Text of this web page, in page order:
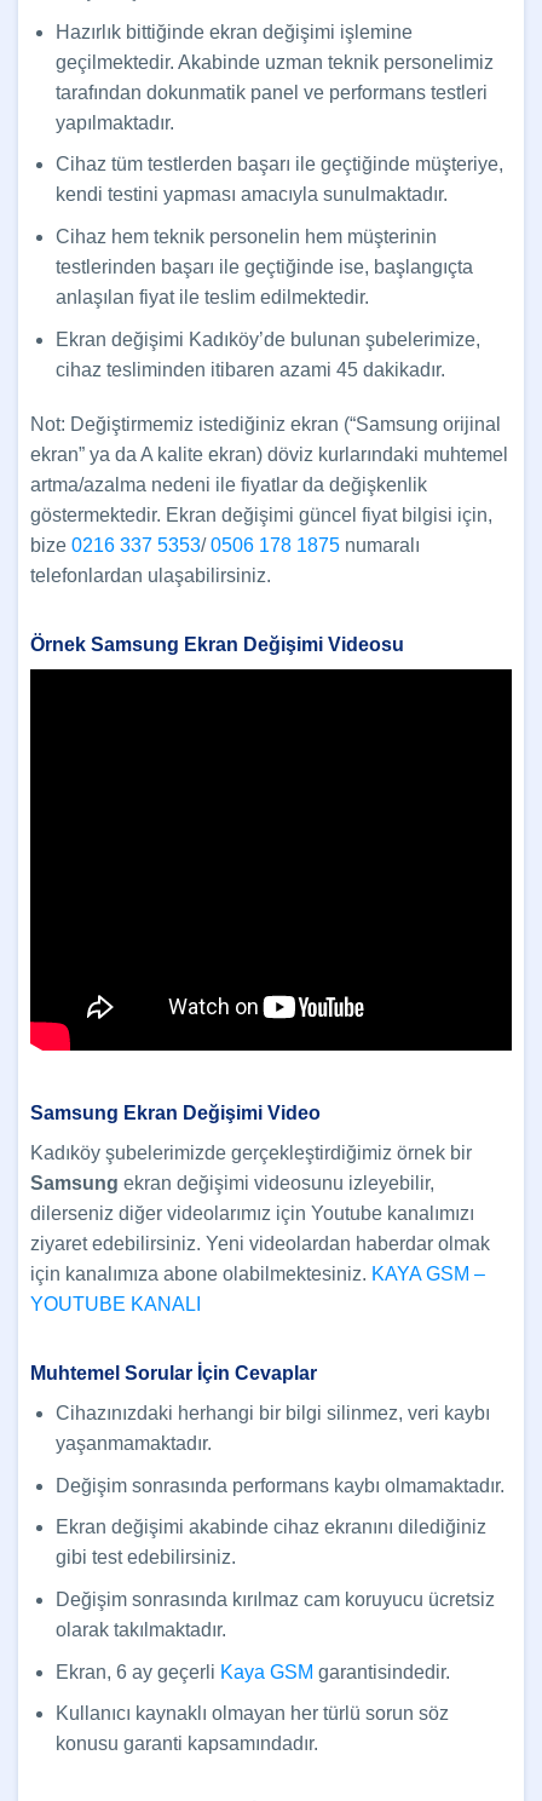
Hazırlık bittiğinde ekran değişimi işlemine
geçilmektedir. Akabinde uzman teknik personelimiz
tarafından dokunmatik panel ve performans testleri
yapılmaktadır.
Cihaz tüm testlerden başarı ile geçtiğinde müşteriye,
kendi testini yapması amacıyla sunulmaktadır.
Cihaz hem teknik personelin hem müşterinin
testlerinden başarı ile geçtiğinde ise, başlangıçta
anlaşılan fiyat ile teslim edilmektedir.
Ekran değişimi Kadıköy’de bulunan şubelerimize,
cihaz tesliminden itibaren azami 45 dakikadır.
Not: Değiştirmemiz istediğiniz ekran (“Samsung orijinal
ekran” ya da A kalite ekran) döviz kurlarındaki muhtemel
artma/azalma nedeni ile fiyatlar da değişkenlik
göstermektedir. Ekran değişimi güncel fiyat bilgisi için,
bize 0216 337 5353/0506 178 1875 numaralı
telefonlardan ulaşabilirsiniz.
Örnek Samsung Ekran Değişimi Videosu
Samsung Ekran Değişimi Video
Kadıköy şubelerimizde gerçekleştirdiğimiz örnek bir
Samsung ekran değişimi videosunu izleyebilir,
dilerseniz diğer videolarımız için Youtube kanalımızı
ziyaret edebilirsiniz. Yeni videolardan haberdar olmak
için kanalımıza abone olabilmektesiniz. KAYA GSM –
YOUTUBE KANALI
Muhtemel Sorular İçin Cevaplar
Cihazınızdaki herhangi bir bilgi silinmez, veri kaybı
yaşanmamaktadır.
Değişim sonrasında performans kaybı olmamaktadır.
Ekran değişimi akabinde cihaz ekranını dilediğiniz
gibi test edebilirsiniz.
Değişim sonrasında kırılmaz cam koruyucu ücretsiz
olarak takılmaktadır.
Ekran, 6 ay geçerli Kaya GSM garantisindedir.
Kullanıcı kaynaklı olmayan her türlü sorun söz
konusu garanti kapsamındadır.